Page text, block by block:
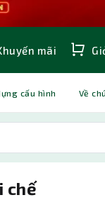
mãi
cấu hình Về
chế